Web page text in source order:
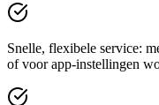
Snelle, flexibele service:
of voor app‑instellingen